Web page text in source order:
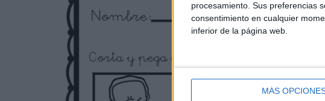
procesamiento. Sus preferencias
consentimiento en cualquier
inferior de la página web.
MÁS